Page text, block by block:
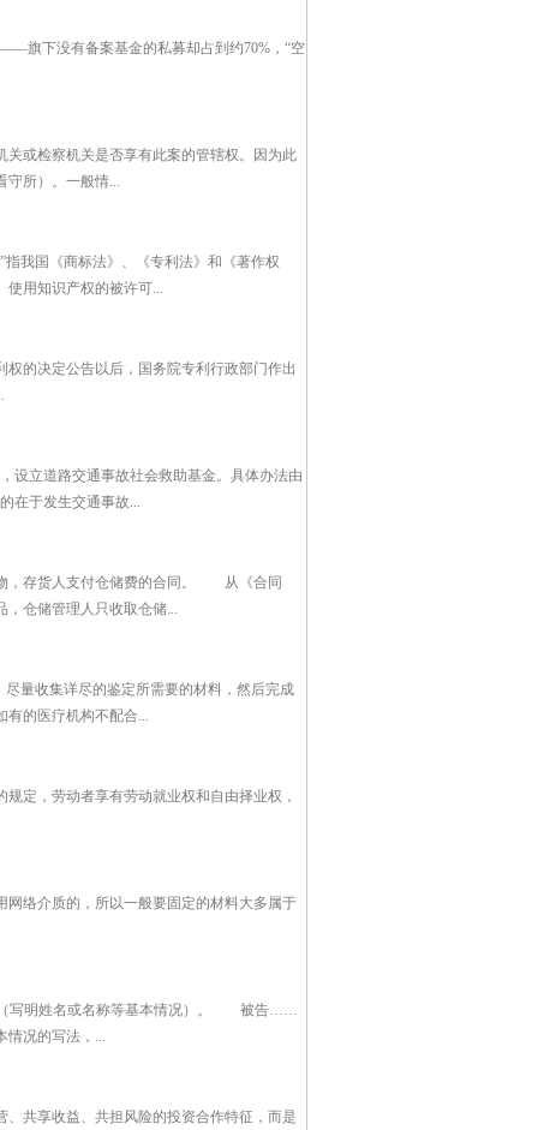
旗下没有备案基金的私募却占到约70%，“空
或检察机关是否享有此案的管辖权。因为此
守所）。一般情...
我国《商标法》、《专利法》和《著作权
用知识产权的被许可...
的决定公告以后，国务院专利行政部门作出
设立道路交通事故社会救助基金。具体办法由
在于发生交通事故...
，存货人支付仓储费的合同。 从《合同
，仓储管理人只收取仓储...
量收集详尽的鉴定所需要的材料，然后完成
有的医疗机构不配合...
定，劳动者享有劳动就业权和自由择业权，
络介质的，所以一般要固定的材料大多属于
姓名或名称等基本情况）。 被告……
况的写法，...
共享收益、共担风险的投资合作特征，而是